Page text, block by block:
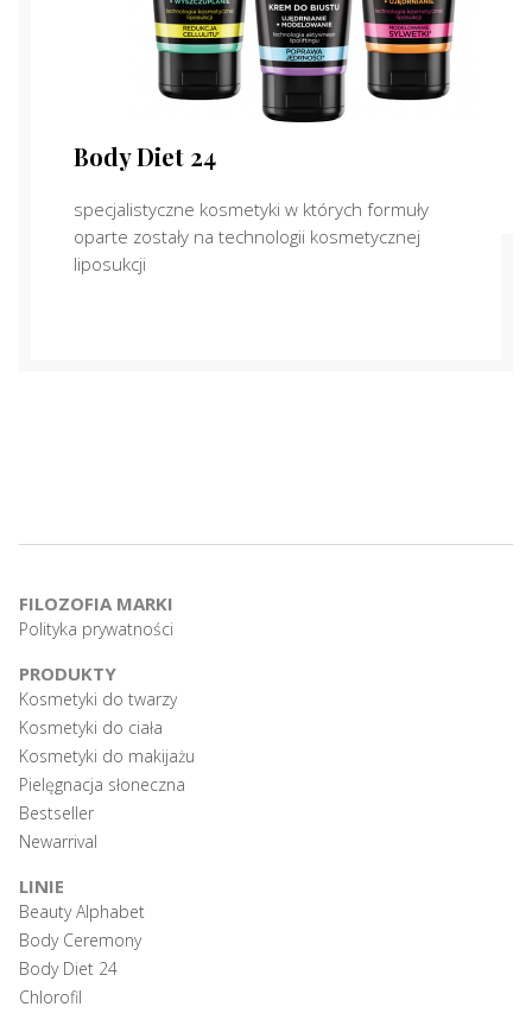
Body Diet 24
specjalistyczne kosmetyki w których formuły
oparte zostały na technologii kosmetycznej
liposukcji
FILOZOFIA MARKI
Polityka prywatności
PRODUKTY
Kosmetyki do twarzy
Kosmetyki do ciała
Kosmetyki do makijażu
Pielęgnacja słoneczna
Bestseller
Newarrival
LINIE
Beauty Alphabet
Body Ceremony
Body Diet 24
Chlorofil